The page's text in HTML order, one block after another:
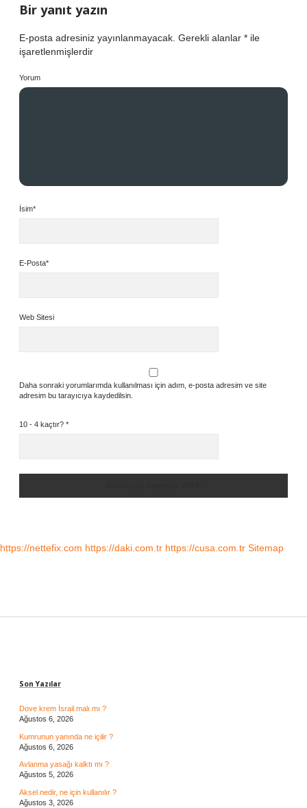
Bir yanıt yazın
E-posta adresiniz yayınlanmayacak. Gerekli alanlar * ile
işaretlenmişlerdir
Yorum
İsim*
E-Posta*
Web Sitesi
Daha sonraki yorumlarımda kullanılması için adım, e-posta adresim ve site
adresim bu tarayıcıya kaydedilsin.
10 - 4 kaçtır? *
https://nettefix.com https://daki.com.tr https://cusa.com.tr Sitemap
Son Yazılar
Dove krem İsrail malı mı ?
Ağustos 6, 2026
Kumrunun yanında ne içilir ?
Ağustos 6, 2026
Avlanma yasağı kalktı mı ?
Ağustos 5, 2026
Aksel nedir, ne için kullanılır ?
Ağustos 3, 2026